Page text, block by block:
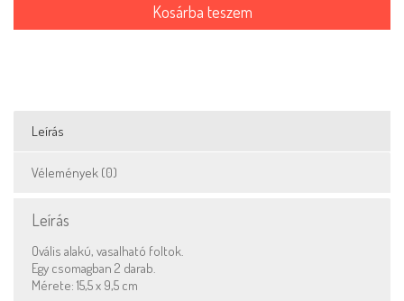
Kosárba teszem
Leírás
Vélemények (0)
Leírás
Ovális alakú, vasalható foltok.
Egy csomagban 2 darab.
Mérete: 15,5 x 9,5 cm